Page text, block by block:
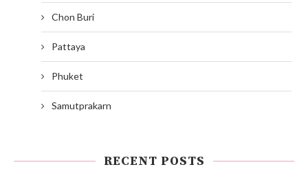
Chon Buri
Pattaya
Phuket
Samutprakarn
RECENT POSTS